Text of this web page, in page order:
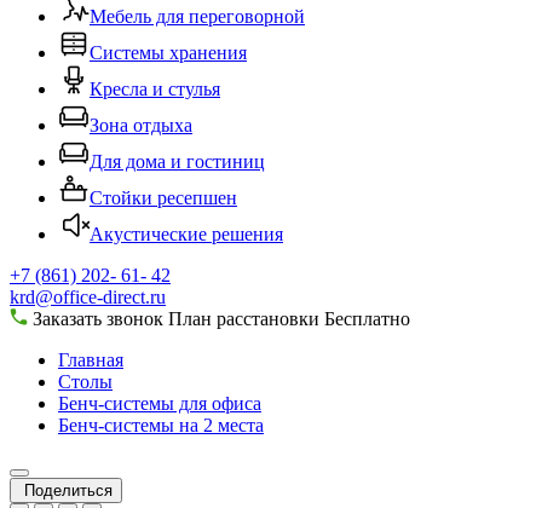
Мебель для переговорной
Системы хранения
Кресла и стулья
Зона отдыха
Для дома и гостиниц
Стойки ресепшен
Акустические решения
+7 (861) 202- 61- 42
krd@office-direct.ru
Заказать звонок План расстановки Бесплатно
Главная
Столы
Бенч-системы для офиса
Бенч-системы на 2 места
Поделиться